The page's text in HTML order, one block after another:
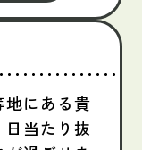
にある貴
当たり抜